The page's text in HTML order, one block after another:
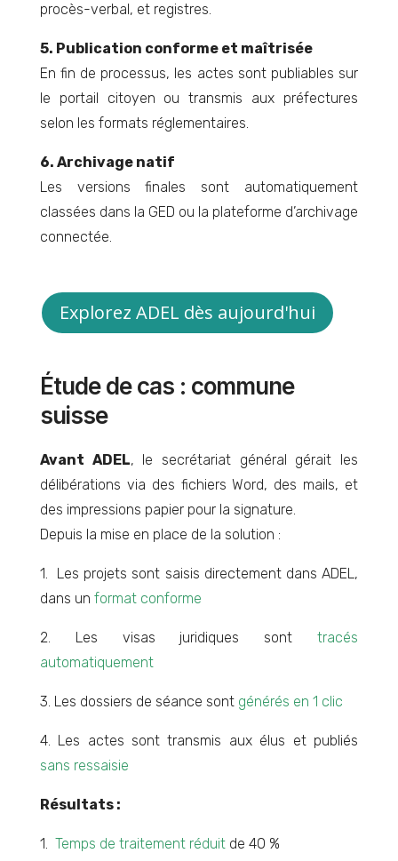
procès-verbal, et registres.
5. Publication conforme et maîtrisée
En fin de processus, les actes sont publiables sur
le portail citoyen ou transmis aux préfectures
selon les formats réglementaires.
6. Archivage natif
Les versions finales sont automatiquement
classées dans la GED ou la plateforme d’archivage
connectée.
Explorez ADEL dès aujourd'hui
Étude de cas : commune
suisse
Avant ADEL, le secrétariat général gérait les
délibérations via des fichiers Word, des mails, et
des impressions papier pour la signature.
Depuis la mise en place de la solution :
1. Les projets sont saisis directement dans ADEL,
dans un format conforme
2. Les visas juridiques sonttracés
automatiquement
3. Les dossiers de séance sont générés en 1 clic
4. Les actes sont transmis aux élus et publiés
sans ressaisie
Résultats :
1. Temps de traitement réduitde 40 %